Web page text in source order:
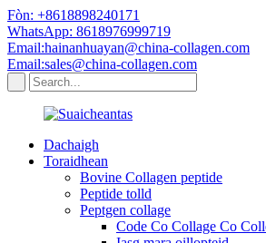
Fòn: +8618898240171
WhatsApp: 8618976999719
Email:hainanhuayan@china-collagen.com
Email:sales@china-collagen.com
Dachaigh
Toraidhean
Bovine Collagen peptide
Peptide tolld
Peptgen collage
Code Co Collage Co